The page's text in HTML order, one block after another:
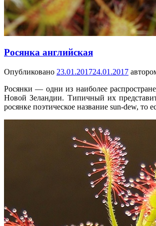
Росянка английская
Опубликовано 23.01.201724.01.2017
Росянки — одни из наиболее
Новой Зеландии. Типичный их
росянке поэтическое название sun-dew, то